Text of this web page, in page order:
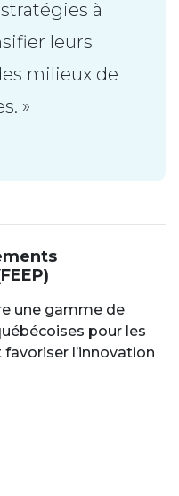
à
leurs
milieux de
»
une gamme de
pour les
l’innovation